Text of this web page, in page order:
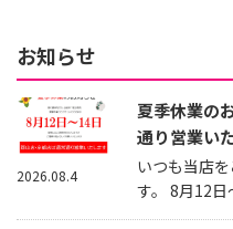
お知らせ
夏季休業の
通り営業い
いつも当店
す。 8月12日
2026.08.4